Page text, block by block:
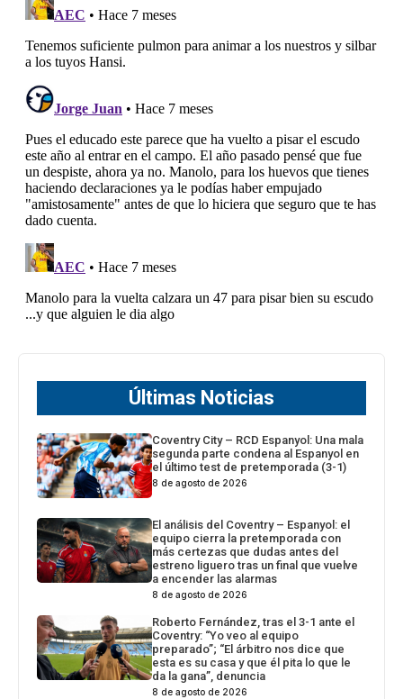
Últimas Noticias
Coventry City – RCD Espanyol: Una mala
segunda parte condena al Espanyol en
el último test de pretemporada (3-1)
8 de agosto de 2026
El análisis del Coventry – Espanyol: el
equipo cierra la pretemporada con
más certezas que dudas antes del
estreno liguero tras un final que vuelve
a encender las alarmas
8 de agosto de 2026
Roberto Fernández, tras el 3-1 ante el
Coventry: “Yo veo al equipo
preparado”; “El árbitro nos dice que
esta es su casa y que él pita lo que le
da la gana”, denuncia
8 de agosto de 2026